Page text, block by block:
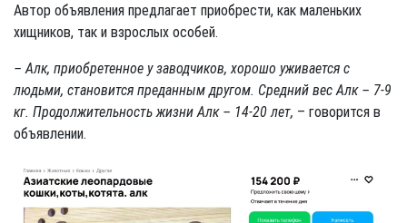
Автор объявления предлагает приобрести, как маленьких
хищников, так и взрослых особей.
– Алк, приобретенное у заводчиков, хорошо уживается с
людьми, становится преданным другом. Средний вес Алк – 7-9
кг. Продолжительность жизни Алк – 14-20 лет, – говорится в
объявлении.